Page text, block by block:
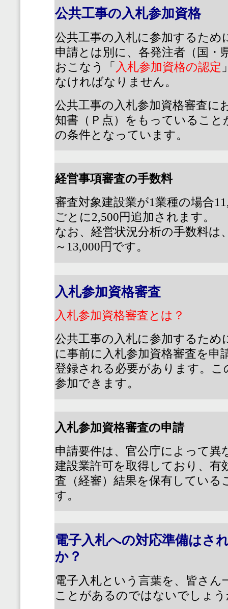
公共工事の入札参加資格
公共工事の入札に参加するため
申請とは別に、各発注者（国・
おこなう「 入札参加資格の認定
なければなりません。
公共工事の入札参加資格審査に
知書（Ｐ点）をもっていること
の条件となっています。
経営事項審査の手数料
審査対象建設業が1業種の場合
ごとに2,500円追加されます。
なお、経営状況分析の手数料は
～ 13,000円です。
入札参加資格審査
入札参加資格審査とは？
公共工事の入札に参加するため
に事前に入札参加資格審査を申
登録される必要があります。
参加できます。
入札参加資格審査の申請
申請要件は、官公庁によって異
建設業許可を取得しており、有
査（経審）結果を保有している
す。
電子入札への対応準備はさ
か？
電子入札という言葉を、皆さ
ことがあるのではないでしょ